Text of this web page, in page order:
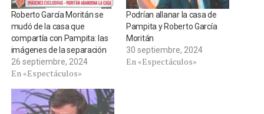
Roberto García Moritán se
mudó de la casa que
compartía con Pampita: las
imágenes de la separación
26 septiembre, 2024
En «Espectáculos»
Podrían allanar la casa de
Pampita y Roberto García
Moritán
30 septiembre, 2024
En «Espectáculos»